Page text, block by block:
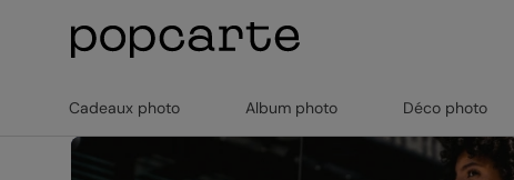
Cadeaux photo Album photo Déco photo